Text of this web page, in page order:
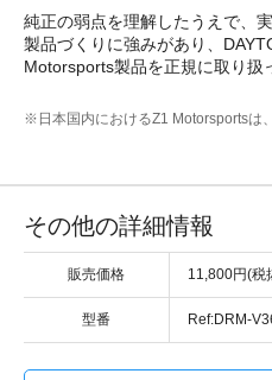
純正の弱点を理解したうえで、
製品づくりに強みがあり、
Motorsports製品を正規に取り扱
※日本国内におけるZ1 Motorsportsは
その他の詳細情報
販売価格 11,800円(税
型番 Ref:DRM-